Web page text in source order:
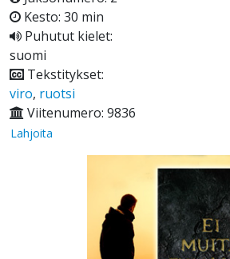
Kesto: 30 min
Puhutut kielet:
suomi
Tekstitykset:
viro, ruotsi
Viitenumero: 9836
Lahjoita